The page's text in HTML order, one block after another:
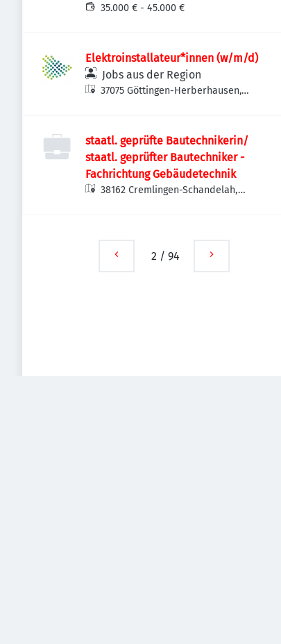
Deutschland
35.000 € - 45.000 €
Elektroinstallateur*innen (w/m/d)
Jobs aus der Region
37075 Göttingen-Herberhausen,
staatl. geprüfte Bautechnikerin/
staatl. geprüfter Bautechniker -
Fachrichtung Gebäudetechnik
38162 Cremlingen-Schandelah,
2 / 94